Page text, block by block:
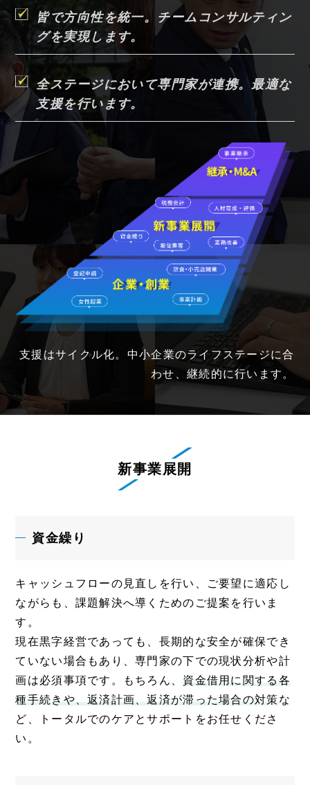
皆で方向性を統一。チームコンサルティン
グを実現します。
全ステージにおいて専門家が連携。最適な
支援を行います。
支援はサイクル化。中小企業のライフステージに合
わせ、継続的に行います。
新事業展開
資金繰り
キャッシュフローの見直しを行い、ご要望に適応し
ながらも、課題解決へ導くためのご提案を行いま
す。
現在黒字経営であっても、長期的な安全が確保でき
ていない場合もあり、専門家の下での現状分析や計
画は必須事項です。もちろん、資金借用に関する各
種手続きや、返済計画、返済が滞った場合の対策な
ど、トータルでのケアとサポートをお任せくださ
い。